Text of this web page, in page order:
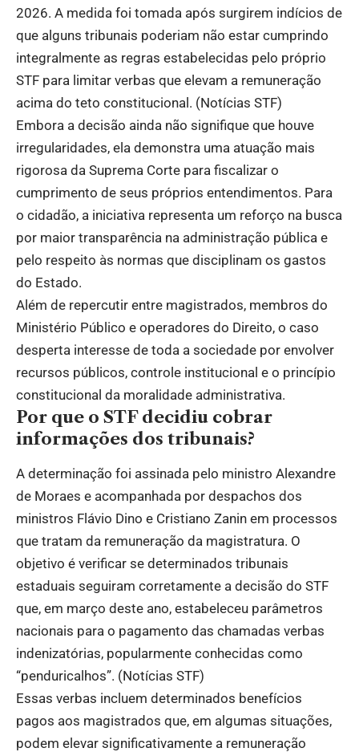
2026. A medida foi tomada após surgirem indícios de
que alguns tribunais poderiam não estar cumprindo
integralmente as regras estabelecidas pelo próprio
STF para limitar verbas que elevam a remuneração
acima do teto constitucional. (Notícias STF)
Embora a decisão ainda não signifique que houve
irregularidades, ela demonstra uma atuação mais
rigorosa da Suprema Corte para fiscalizar o
cumprimento de seus próprios entendimentos. Para
o cidadão, a iniciativa representa um reforço na busca
por maior transparência na administração pública e
pelo respeito às normas que disciplinam os gastos
do Estado.
Além de repercutir entre magistrados, membros do
Ministério Público e operadores do Direito, o caso
desperta interesse de toda a sociedade por envolver
recursos públicos, controle institucional e o princípio
constitucional da moralidade administrativa.
Por que o STF decidiu cobrar
informações dos tribunais?
A determinação foi assinada pelo ministro Alexandre
de Moraes e acompanhada por despachos dos
ministros Flávio Dino e Cristiano Zanin em processos
que tratam da remuneração da magistratura. O
objetivo é verificar se determinados tribunais
estaduais seguiram corretamente a decisão do STF
que, em março deste ano, estabeleceu parâmetros
nacionais para o pagamento das chamadas verbas
indenizatórias, popularmente conhecidas como
“penduricalhos”. (Notícias STF)
Essas verbas incluem determinados benefícios
pagos aos magistrados que, em algumas situações,
podem elevar significativamente a remuneração